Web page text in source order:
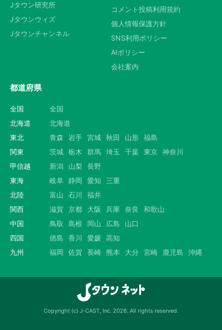
Jタウン研究所
Jタウンウィズ
Jタウンチャンネル
コメント投稿利用規約
個人情報保護方針
SNS利用ポリシー
AIポリシー
会社案内
都道府県
全国
全国
北海道
北海道
東北
青森 岩手 宮城 秋田 山形 福島
関東
茨城 栃木 群馬 埼玉 千葉 東京 神奈川
甲信越
新潟 山梨
長野
東海
岐阜 静岡 愛知
三重
北陸
富山 石川
福井
関西
滋賀 京都 大阪 兵庫 奈良
和歌山
中国
鳥取 島根 岡山 広島
山口
四国
徳島 香川 愛媛 高知
九州
福岡 佐賀 長崎 熊本 大分 宮崎 鹿児島 沖縄
Copyright (c) J-CAST, Inc. 2026. All rights reserved.